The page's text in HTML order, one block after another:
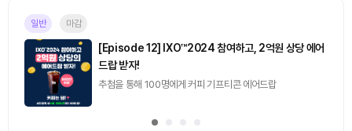
일반 마감
[Episode 12] IXO™2024 참여하고, 2억원 상당 에어
드랍 받자!
추첨을 통해 100명에게 커피 기프티콘 에어드랍